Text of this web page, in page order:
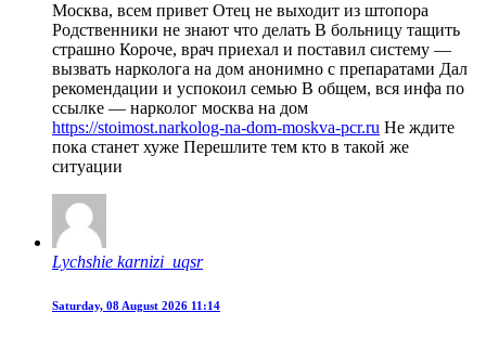
Москва, всем привет Отец не выходит из штопора
Родственники не знают что делать В больницу тащить
страшно Короче, врач приехал и поставил систему —
вызвать нарколога на дом анонимно с препаратами Дал
рекомендации и успокоил семью В общем, вся инфа по
ссылке — нарколог москва на дом
https://stoimost.narkolog-na-dom-moskva-pcr.ru Не ждите
пока станет хуже Перешлите тем кто в такой же
ситуации
Lychshie karnizi_uqsr
Saturday, 08 August 2026 11:14